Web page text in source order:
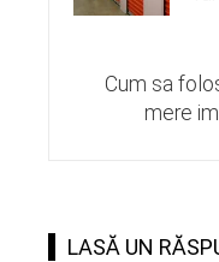
Cum sa
mere
LASĂ UN